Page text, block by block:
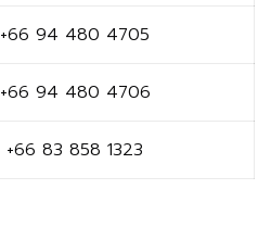
+66 94 480 4705
+66 94 480 4706
+66 83 858 1323